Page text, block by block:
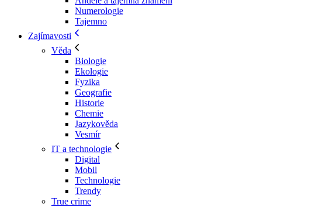
Numerologie
Tajemno
Zajímavosti
Věda
Biologie
Ekologie
Fyzika
Geografie
Historie
Chemie
Jazykověda
Vesmír
IT a technologie
Digital
Mobil
Technologie
Trendy
True crime